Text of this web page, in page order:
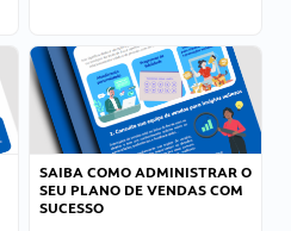
SAIBA COMO ADMINISTRAR O
SEU PLANO DE VENDAS COM
SUCESSO